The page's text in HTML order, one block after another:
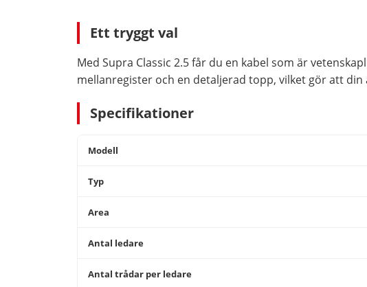
Ett tryggt val
Med Supra Classic 2.5 får du en kabel som är
mellanregister och en detaljerad topp, vilket gör att
Specifikationer
Modell
Typ
Area
Antal ledare
Antal trådar per ledare